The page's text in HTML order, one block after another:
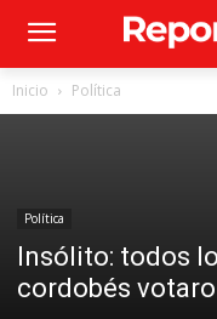
Inicio Política
Política
Insólito: todos
cordobés